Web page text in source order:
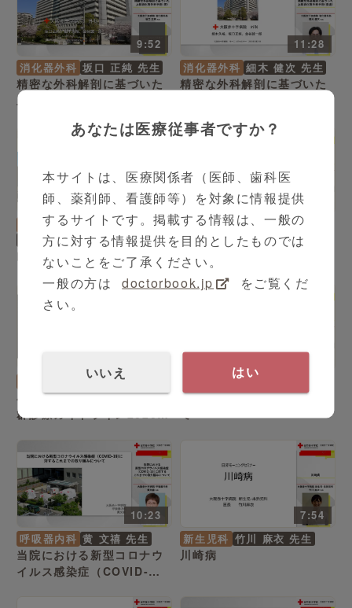
9:52
消化器外科 坂口 正純 先生
精密な外科解剖に基づいた
上部消化管外科手術（胃）
11:28
消化器外科 細木 健次 先生
精密な外科解剖に基づいた
12:17
代謝内分泌内科
森 栄作 先生
内分泌性高血圧症
8:21
泌尿器科 大西 裕之 先生
腹膜外到達法によるロボッ
ト支援腹腔鏡下前立腺全摘
除術の骨盤リンパ節郭清に
ついて
野村 安隆 先生
小児特発性ネフローゼ症候
群診療ガイドライン2020と
9:33
和田 央 先生
睡眠障害の薬物療法につい
て
10:23
呼吸器内科 黄 文禧 先生
当院における新型コロナウ
イルス感染症（COVID-
7:54
新生児科 竹川 麻衣 先生
川崎病
あなたは医療従事者ですか？
本サイトは、医療関係者（医師、歯科医
師、薬剤師、看護師等）を対象に情報提供
するサイトです。掲載する情報は、一般の
方に対する情報提供を目的としたものでは
ないことをご了承ください。
一般の方は
doctorbook.jp
をご覧くだ
さい。
いいえ はい